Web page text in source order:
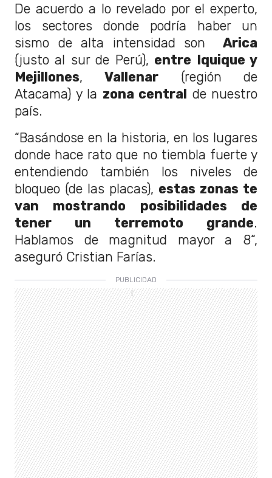
De acuerdo a lo revelado por el experto,
los sectores donde podría haber un
sismo de alta intensidad son Arica
(justo al sur de Perú), entre Iquique y
Mejillones,Vallenar (región de
Atacama) y la zona central de nuestro
país.
“Basándose en la historia, en los lugares
donde hace rato que no tiembla fuerte y
entendiendo también los niveles de
bloqueo (de las placas), estas zonas te
van mostrando posibilidades de
tener un terremoto grande.
Hablamos de magnitud mayor a 8“,
aseguró Cristian Farías.